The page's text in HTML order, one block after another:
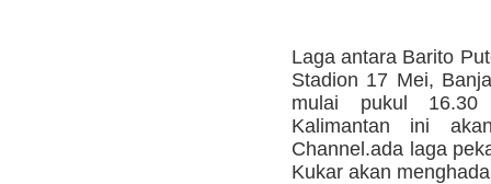
Laga antara Barito
Stadion 17 Mei,
mulai pukul
Kalimantan ini
Channel.ada laga
Kukar akan